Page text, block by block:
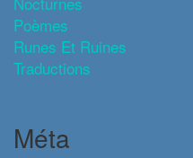
Poèmes
Runes Et Ruines
Traductions
Méta